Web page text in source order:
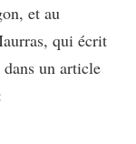
et au
qui écrit
un article